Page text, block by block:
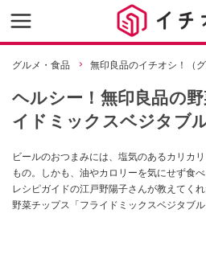
グルメ・食品 無印良品のイチオシ！（グ
ヘルシー！無印良品の
イドミックスベジタブル
ビールのおつまみには、塩気のあるカリカ
もの。しかも、油やカロリーを気にせず食
レシピガイドの江戸野陽子さんが教えてく
野菜チップス「フライドミックスベジタブ